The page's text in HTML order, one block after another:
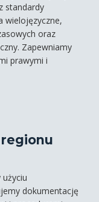
standardy
wielojęzyczne,
oraz
Zapewniamy
prawymi i
dokumentację